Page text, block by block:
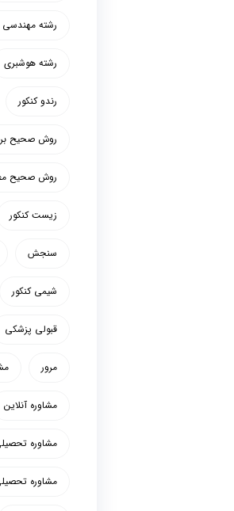
رشته مهندسی
رشته هوشبری
رندو کنکور
روش صحیح
روش صحیح
زیست کنکور
سنجش
شیمی کنکور
قبولی پزشکی
مرور
مشاوره آنلاین
مشاوره
مشاوره